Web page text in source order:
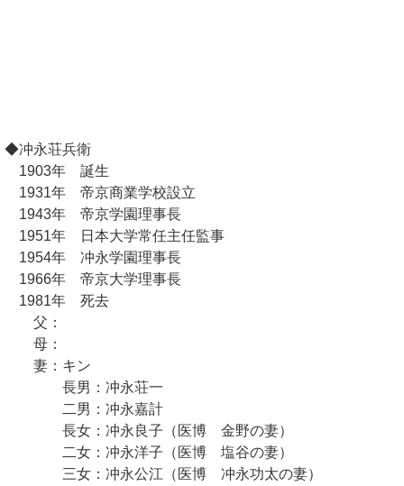
◆冲永荘兵衛
1903年 誕生
1931年 帝京商業学校設立
1943年 帝京学園理事長
1951年 日本大学常任主任監事
1954年 冲永学園理事長
1966年 帝京大学理事長
1981年 死去
父：
母：
妻：キン
長男：冲永荘一
二男：冲永嘉計
長女：冲永良子（医博 金野の妻）
二女：冲永洋子（医博 塩谷の妻）
三女：冲永公江（医博 冲永功太の妻）